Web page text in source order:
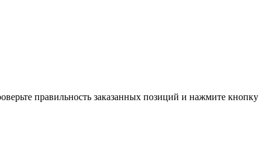
правильность заказанных позиций и нажмите кнопку